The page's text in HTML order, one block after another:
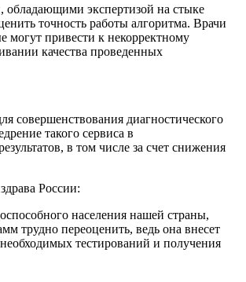
обладающими экспертизой на стыке
точность работы алгоритма. Врачи
могут привести к некорректному
качества проведенных
совершенствования диагностического
такого сервиса в
в том числе за счет снижения
России:
населения нашей страны,
трудно переоценить, ведь она внесет
тестирований и получения